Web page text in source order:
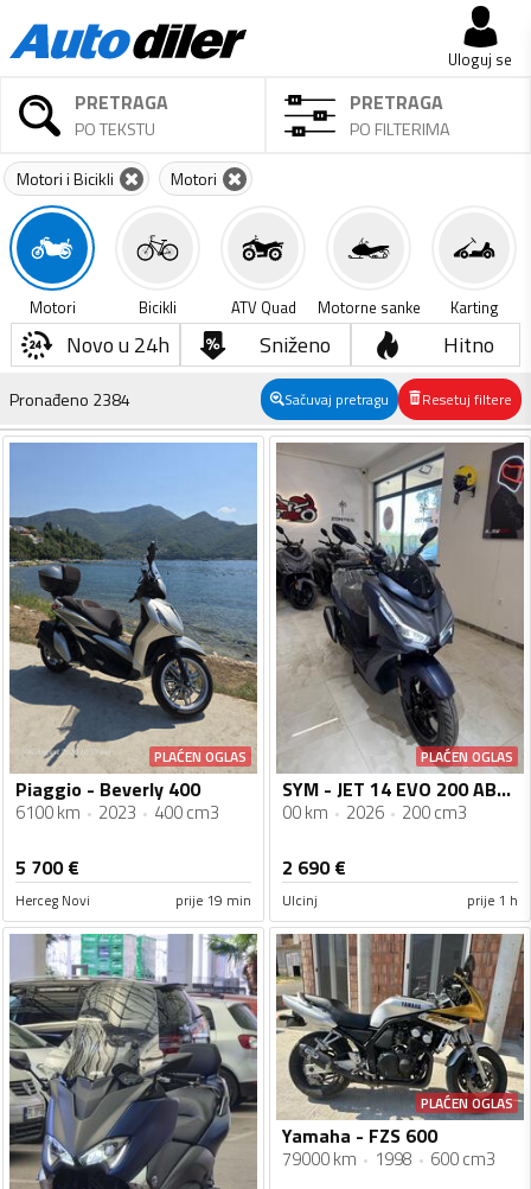
Uloguj se
PRETRAGA
PO TEKSTU
PRETRAGA
PO FILTERIMA
Motori i Bicikli Motori
Motori Bicikli ATV Quad Motorne sanke Karting
Novo u 24h Sniženo Hitno
Pronađeno 2384 Sačuvaj pretragu Resetuj filtere
PLAĆEN OGLAS
Piaggio - Beverly 400
6100 km 2023 400 cm3
5 700€
Herceg Novi prije 19 min
PLAĆEN OGLAS
SYM - JET 14 EVO 200 ABS 2026
00 km 2026 200 cm3
2 690€
Ulcinj prije 1 h
PLAĆEN OGLAS
Yamaha - FZS 600
79000 km 1998 600 cm3